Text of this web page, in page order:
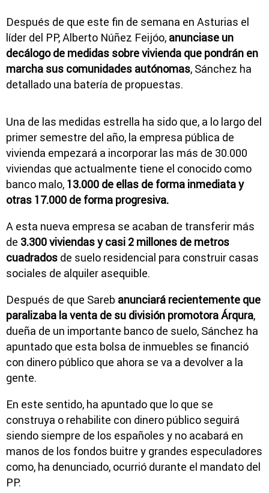
Después de que este fin de semana en Asturias el
líder del PP, Alberto Núñez Feijóo, anunciase un
decálogo de medidas sobre vivienda que pondrán en
marcha sus comunidades autónomas, Sánchez ha
detallado una batería de propuestas.
Una de las medidas estrella ha sido que, a lo largo del
primer semestre del año, la empresa pública de
vivienda empezará a incorporar las más de 30.000
viviendas que actualmente tiene el conocido como
banco malo, 13.000 de ellas de forma inmediata y
otras 17.000 de forma progresiva.
A esta nueva empresa se acaban de transferir más
de 3.300 viviendas y casi 2 millones de metros
cuadrados de suelo residencial para construir casas
sociales de alquiler asequible.
Después de que Sareb anunciará recientemente que
paralizaba la venta de su división promotora Árqura,
dueña de un importante banco de suelo, Sánchez ha
apuntado que esta bolsa de inmuebles se financió
con dinero público que ahora se va a devolver a la
gente.
En este sentido, ha apuntado que lo que se
construya o rehabilite con dinero público seguirá
siendo siempre de los españoles y no acabará en
manos de los fondos buitre y grandes especuladores
como, ha denunciado, ocurrió durante el mandato del
PP.